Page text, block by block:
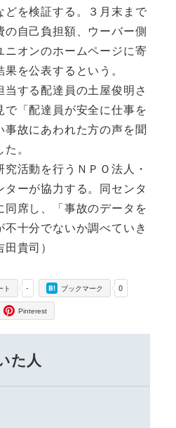
を検証する。３月末まで
の自己負担額、ウーバー側
オンのホームページに寄
を公表するという。
する配達員の土屋俊明さ
で「配達員が安全に仕事を
故にあわれた方の声を聞
。
活動を行うＮＰＯ法人・
ーが協力する。同センタ
同席し、「事故のデータを
十分でないか調べていき
貴司）
-
ト 0
ブックマーク
Pinterest
た人